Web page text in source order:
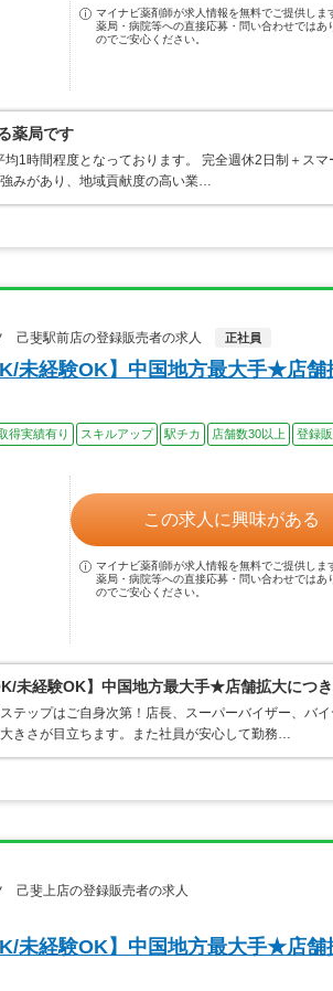
マイナビ薬剤師が求人情報を無料でご提供しま
薬局・病院等への直接応募・問い合わせではあ
のでご安心ください。
薬局です
1時間程度となっております。 完全週休2日制＋ス
みがあり、地域貢献度の高い業…
己斐駅前店の登録販売者の求人
正社員
未経験OK】中国地方最大手★店舗
得実績有り スキルアップ 駅チカ 店舗数30以上
登録
この求人に興味がある
マイナビ薬剤師が求人情報を無料でご提供しま
薬局・病院等への直接応募・問い合わせではあ
のでご安心ください。
未経験OK】中国地方最大手★店舗拡大につ
テップはご自身次第！店長、スーパーバイザー、バ
きさが目立ちます。また社員が安心して勤務…
己斐上店の登録販売者の求人
未経験OK】中国地方最大手★店舗